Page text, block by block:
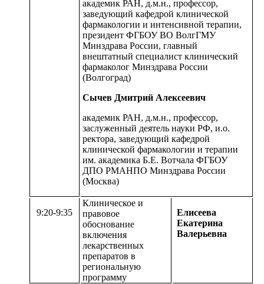
академик РАН, д.м.н., профессор,
заведующий кафедрой клинической
фармакологии и интенсивной терапии,
президент ФГБОУ ВО ВолгГМУ
Минздрава России, главный
внештатный специалист клинический
фармаколог Минздрава России
(Волгоград)
Сычев Дмитрий Алексеевич
академик РАН, д.м.н., профессор,
заслуженный деятель науки РФ, и.о.
ректора, заведующий кафедрой
клинической фармакологии и терапии
им. академика Б.Е. Вотчала ФГБОУ
ДПО РМАНПО Минздрава России
(Москва)
9:20-9:35
Клиническое и
правовое
обоснование
включения
лекарственных
препаратов в
региональную
программу
Елисеева
Екатерина
Валерьевна